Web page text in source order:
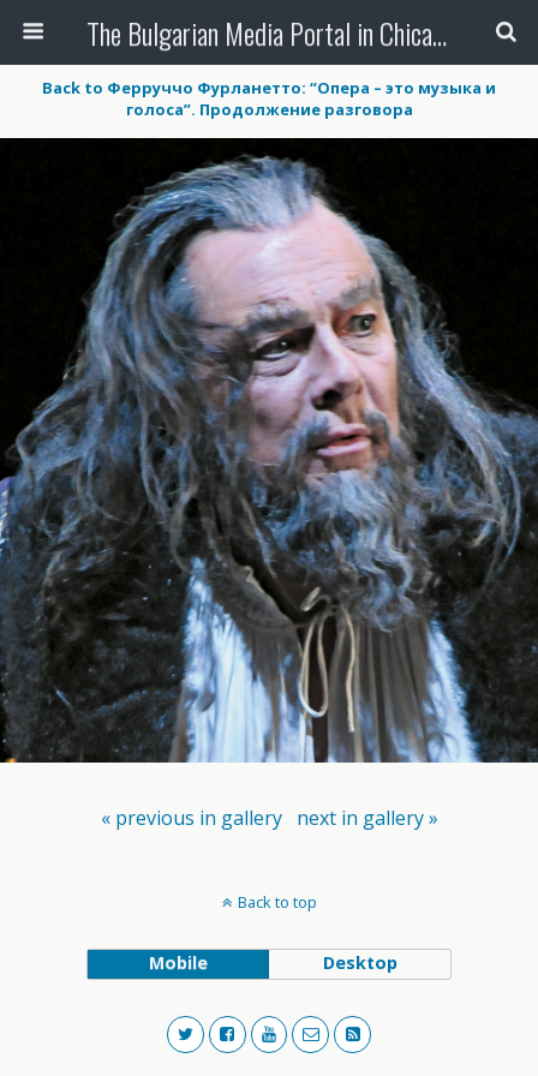
The Bulgarian Media Portal in Chicago
Back to Ферруччо Фурланетто: “Опера – это музыка и
голоса”. Продолжение разговора
« previous in gallery next in gallery »
Back to top
Mobile Desktop